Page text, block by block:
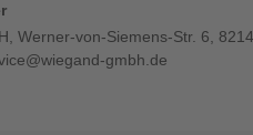
Werner-von-Siemens-Str. 6,
gmbh.de